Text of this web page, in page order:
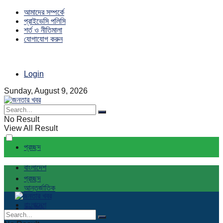
আমাদের সম্পর্কে
প্রাইভেসি পলিসি
শর্ত ও নীতিমালা
যোগাযোগ করুন
Login
Sunday, August 9, 2026
No Result
View All Result
প্রচ্ছদ
বাংলাদেশ
আন্তর্জাতিক
রাজনীতি
প্রচ্ছদ
বাংলাদেশ